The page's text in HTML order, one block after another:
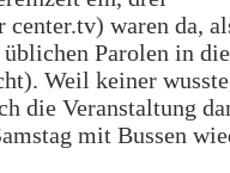
waren da,
Parolen in die
Weil keiner
die Veranstaltung
mit Bussen